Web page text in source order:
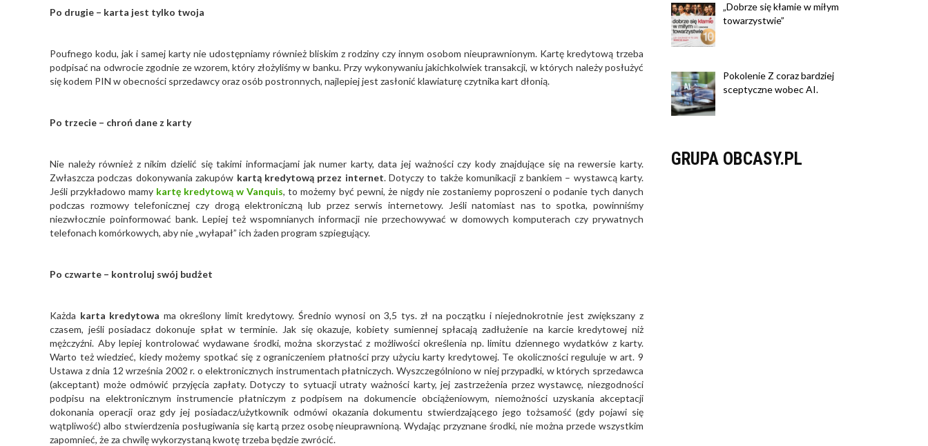
Po drugie – karta jest tylko twoja
Poufnego kodu, jak i samej karty nie udostępniamy również bliskim z rodziny czy innym osobom nieuprawnionym. Kartę kredytową trzeba
podpisać na odwrocie zgodnie ze wzorem, który złożyliśmy w banku. Przy wykonywaniu jakichkolwiek transakcji, w których należy posłużyć
się kodem PIN w obecności sprzedawcy oraz osób postronnych, najlepiej jest zasłonić klawiaturę czytnika kart dłonią.
Po trzecie – chroń dane z karty
Nie należy również z nikim dzielić się takimi informacjami jak numer karty, data jej ważności czy kody znajdujące się na rewersie karty.
Zwłaszcza podczas dokonywania zakupów kartą kredytową przez internet. Dotyczy to także komunikacji z bankiem – wystawcą karty.
Jeśli przykładowo mamy kartę kredytową w Vanquis, to możemy być pewni, że nigdy nie zostaniemy poproszeni o podanie tych danych
podczas rozmowy telefonicznej czy drogą elektroniczną lub przez serwis internetowy. Jeśli natomiast nas to spotka, powinniśmy
niezwłocznie poinformować bank. Lepiej też wspomnianych informacji nie przechowywać w domowych komputerach czy prywatnych
telefonach komórkowych, aby nie „wyłapał” ich żaden program szpiegujący.
Po czwarte – kontroluj swój budżet
Każda karta kredytowa ma określony limit kredytowy. Średnio wynosi on 3,5 tys. zł na początku i niejednokrotnie jest zwiększany z
czasem, jeśli posiadacz dokonuje spłat w terminie. Jak się okazuje, kobiety sumiennej spłacają zadłużenie na karcie kredytowej niż
mężczyźni. Aby lepiej kontrolować wydawane środki, można skorzystać z możliwości określenia np. limitu dziennego wydatków z karty.
Warto też wiedzieć, kiedy możemy spotkać się z ograniczeniem płatności przy użyciu karty kredytowej. Te okoliczności reguluje w art. 9
Ustawa z dnia 12 września 2002 r. o elektronicznych instrumentach płatniczych. Wyszczególniono w niej przypadki, w których sprzedawca
(akceptant) może odmówić przyjęcia zapłaty. Dotyczy to sytuacji utraty ważności karty, jej zastrzeżenia przez wystawcę, niezgodności
podpisu na elektronicznym instrumencie płatniczym z podpisem na dokumencie obciążeniowym, niemożności uzyskania akceptacji
dokonania operacji oraz gdy jej posiadacz/użytkownik odmówi okazania dokumentu stwierdzającego jego tożsamość (gdy pojawi się
wątpliwość) albo stwierdzenia posługiwania się kartą przez osobę nieuprawnioną. Wydając przyznane środki, nie można przede wszystkim
zapomnieć, że za chwilę wykorzystaną kwotę trzeba będzie zwrócić.
„Dobrze się kłamie w miłym
towarzystwie”
Pokolenie Z coraz bardziej
sceptyczne wobec AI.
GRUPA OBCASY.PL